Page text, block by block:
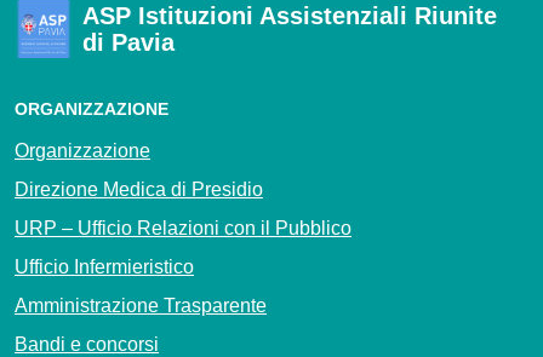
ASP Istituzioni Assistenziali Riunite
di Pavia
ORGANIZZAZIONE
Organizzazione
Direzione Medica di Presidio
URP – Ufficio Relazioni con il Pubblico
Ufficio Infermieristico
Amministrazione Trasparente
Bandi e concorsi